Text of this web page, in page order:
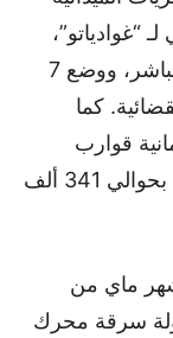
“غوادياتو”،
أسفرت عن توقيف 9 أشخاص بشكل مباشر، ووضع 7
كما
قوارب
مسروقة، قدرت قيمتها المالية الإجمالية بحوالي 341 ألف
شهر ماي من
محاولة سرقة محرك